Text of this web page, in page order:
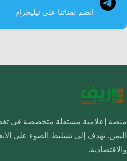
انضم لقناتنا على تيليجرام
منصة إعلامية مستقلة متخصصة في
اليمن. تهدف إلى تسليط الضوء على
والاقتصادية.